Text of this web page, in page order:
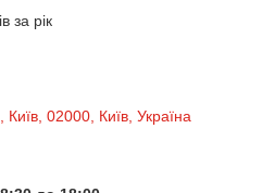
за рік
Київ, 02000, Київ, Україна